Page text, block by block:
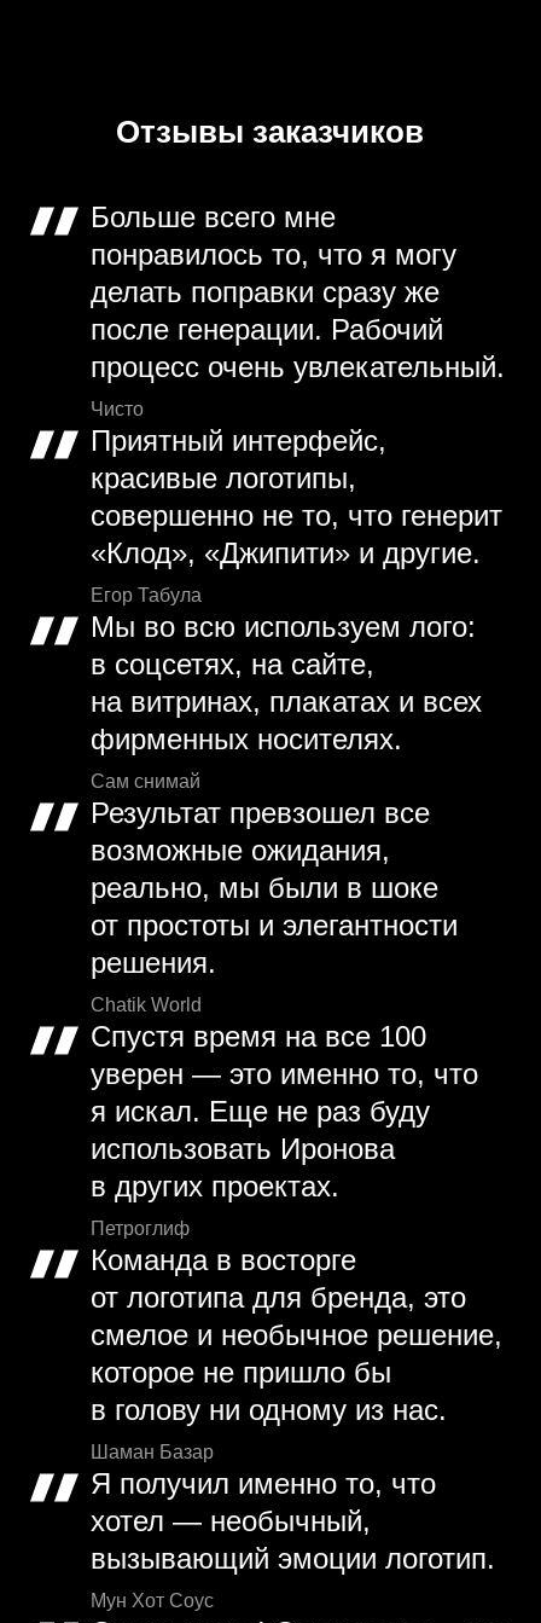
Отзывы заказчиков
Больше всего мне
понравилось то, что я могу
делать поправки сразу же
после генерации. Рабочий
процесс очень увлекательный.
Чисто
Приятный интерфейс,
красивые логотипы,
совершенно не то, что генерит
«Клод», «Джипити» и другие.
Егор Табула
Мы во всю используем лого:
в соцсетях, на сайте,
на витринах, плакатах и всех
фирменных носителях.
Сам снимай
Результат превзошел все
возможные ожидания,
реально, мы были в шоке
от простоты и элегантности
решения.
Chatik World
Спустя время на все 100
уверен — это именно то, что
я искал. Еще не раз буду
использовать Иронова
в других проектах.
Петроглиф
Команда в восторге
от логотипа для бренда, это
смелое и необычное решение,
которое не пришло бы
в голову ни одному из нас.
Шаман Базар
Я получил именно то, что
хотел — необычный,
вызывающий эмоции логотип.
Мун Хот Соус